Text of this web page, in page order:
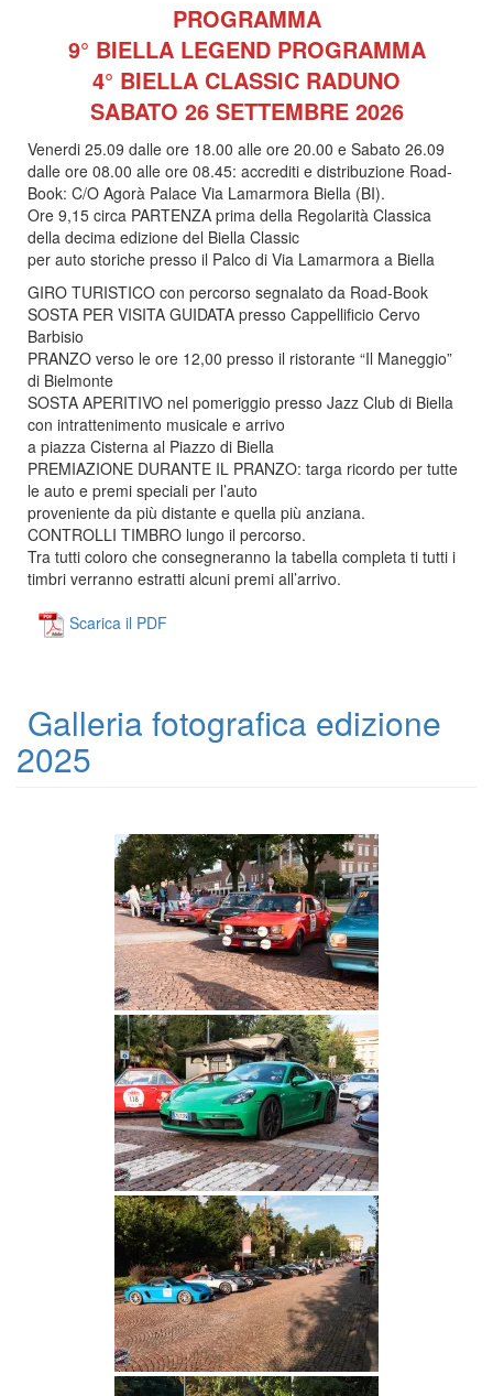
PROGRAMMA
9° BIELLA LEGEND PROGRAMMA
4° BIELLA CLASSIC RADUNO
SABATO 26 SETTEMBRE 2026
Venerdi 25.09 dalle ore 18.00 alle ore 20.00 e Sabato 26.09
dalle ore 08.00 alle ore 08.45: accrediti e distribuzione Road-
Book: C/O Agorà Palace Via Lamarmora Biella (BI).
Ore 9,15 circa PARTENZA prima della Regolarità Classica
della decima edizione del Biella Classic
per auto storiche presso il Palco di Via Lamarmora a Biella
GIRO TURISTICO con percorso segnalato da Road-Book
SOSTA PER VISITA GUIDATA presso Cappellificio Cervo
Barbisio
PRANZO verso le ore 12,00 presso il ristorante “Il Maneggio”
di Bielmonte
SOSTA APERITIVO nel pomeriggio presso Jazz Club di Biella
con intrattenimento musicale e arrivo
a piazza Cisterna al Piazzo di Biella
PREMIAZIONE DURANTE IL PRANZO: targa ricordo per tutte
le auto e premi speciali per l’auto
proveniente da più distante e quella più anziana.
CONTROLLI TIMBRO lungo il percorso.
Tra tutti coloro che consegneranno la tabella completa ti tutti i
timbri verranno estratti alcuni premi all’arrivo.
Scarica il PDF
Galleria fotografica edizione
2025